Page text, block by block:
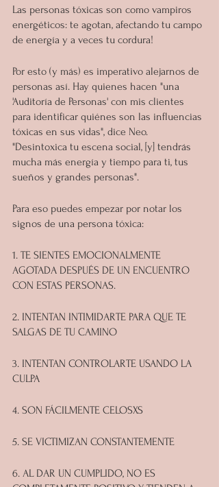
Las personas tóxicas son como vampiros
energéticos: te agotan, afectando tu campo
de energía y a veces tu cordura!
Por esto (y más) es imperativo alejarnos de
personas así. Hay quienes hacen "una
'Auditoría de Personas' con mis clientes
para identificar quiénes son las influencias
tóxicas en sus vidas", dice Neo.
"Desintoxica tu escena social, [y] tendrás
mucha más energía y tiempo para ti, tus
sueños y grandes personas".
Para eso puedes empezar por notar los
signos de una persona tóxica:
1. TE SIENTES EMOCIONALMENTE
AGOTADA DESPUÉS DE UN ENCUENTRO
CON ESTAS PERSONAS.
2. INTENTAN INTIMIDARTE PARA QUE TE
SALGAS DE TU CAMINO
3. INTENTAN CONTROLARTE USANDO LA
CULPA
4. SON FÁCILMENTE CELOSXS
5. SE VICTIMIZAN CONSTANTEMENTE
6. AL DAR UN CUMPLIDO, NO ES